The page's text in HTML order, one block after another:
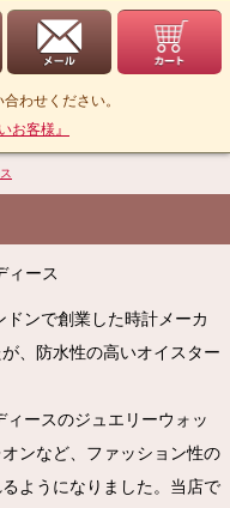
わせください。
お客様』
ンで創業した時計メーカ
、防水性の高いオイスター
ースのジュエリーウォッ
ンなど、ファッション性の
ようになりました。当店で